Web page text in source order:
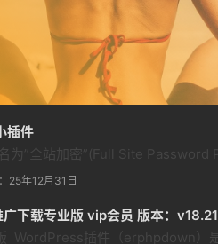
插件
25年12月31日
下载专业版 vip会员 版本：v18.21